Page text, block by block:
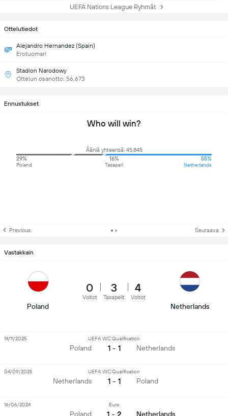
UEFA Nations League Ryhmät
Ottelutiedot
Alejandro Hernandez (Spain)
Erotuomari
Stadion Narodowy
Ottelun osanotto: 56,673
Ennustukset
Who will win?
Ääniä yhteensä: 45,845
29%
Poland
16%
Tasapeli
55%
Netherlands
Previous Seuraava
Vastakkain
Poland
0
Voitot
3
Tasapelit
4
Voitot
Netherlands
Poland
UEFA WC Qualification
1 - 1 Netherlands
14/11/2025
Netherlands
UEFA WC Qualification
1 - 1 Poland
04/09/2025
Poland
Euro
1 - 2 Netherlands
16/06/2024